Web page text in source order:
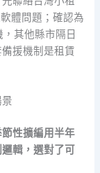
體問題；確認為
其他縣市隔日
援機制是租賃
性擴編用半年
輯，選對了可